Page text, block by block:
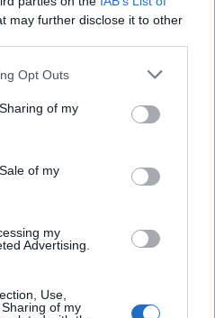
may further disclose it to other
Opt Outs
of my
of my
my
Advertising.
Use,
of my